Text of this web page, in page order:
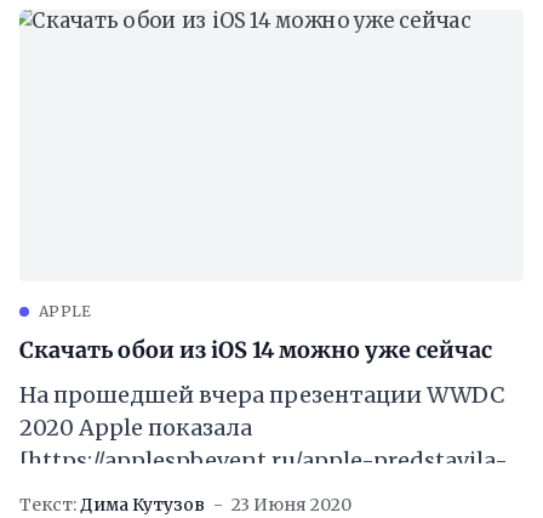
APPLE
Скачать обои из iOS 14 можно уже сейчас
На прошедшей вчера презентации WWDC
2020 Apple показала
[https://applespbevent.ru/apple-predstavila-
ios-14-i-ipados-14-s-obnovljonnym-
Текст:Дима Кутузов 23 Июня 2020